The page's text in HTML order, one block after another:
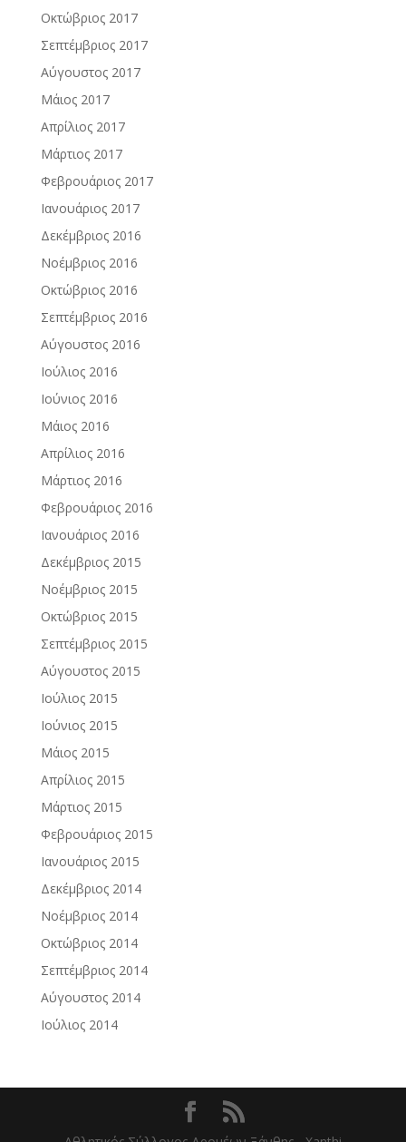
Οκτώβριος 2017
Σεπτέμβριος 2017
Αύγουστος 2017
Μάιος 2017
Απρίλιος 2017
Μάρτιος 2017
Φεβρουάριος 2017
Ιανουάριος 2017
Δεκέμβριος 2016
Νοέμβριος 2016
Οκτώβριος 2016
Σεπτέμβριος 2016
Αύγουστος 2016
Ιούλιος 2016
Ιούνιος 2016
Μάιος 2016
Απρίλιος 2016
Μάρτιος 2016
Φεβρουάριος 2016
Ιανουάριος 2016
Δεκέμβριος 2015
Νοέμβριος 2015
Οκτώβριος 2015
Σεπτέμβριος 2015
Αύγουστος 2015
Ιούλιος 2015
Ιούνιος 2015
Μάιος 2015
Απρίλιος 2015
Μάρτιος 2015
Φεβρουάριος 2015
Ιανουάριος 2015
Δεκέμβριος 2014
Νοέμβριος 2014
Οκτώβριος 2014
Σεπτέμβριος 2014
Αύγουστος 2014
Ιούλιος 2014